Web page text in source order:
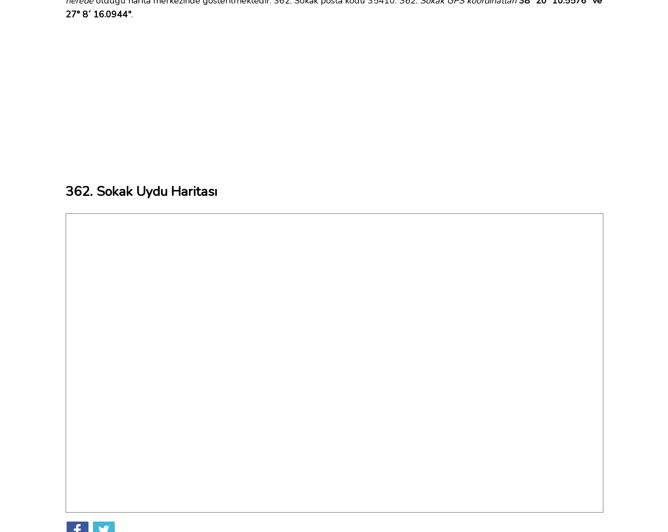
27° 8´ 16.0944".
362. Sokak Uydu Haritası